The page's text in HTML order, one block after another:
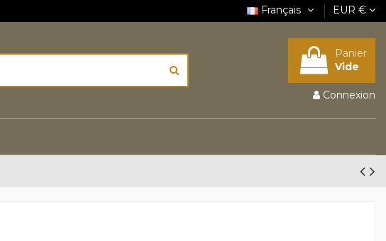
Français EUR €
Panier
Vide
Connexion